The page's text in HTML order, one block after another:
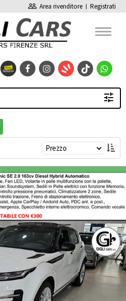
people_outline Area rivenditore Registrati
Prezzo